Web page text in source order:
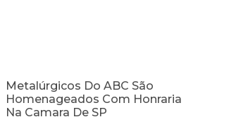
Metalúrgicos Do ABC São
Homenageados Com Honraria
Na Camara De SP